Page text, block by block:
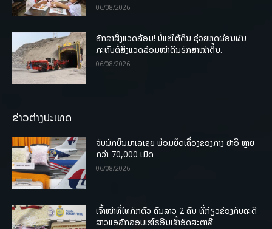
06/08/2026
ຮັກສາສິ່ງແວດລ້ອມ! ບໍ່ແຮ່ໃຕ້ດິນ ຊ່ວຍຫຼຸດຜ່ອນຜົນ
ກະທົບຕໍ່ສິ່ງແວດລ້ອມໜ້າດິນຮັກສາໜ້າດິນ.
06/08/2026
ຂ່າວຕ່າງປະເທດ
ຈັບນັກບິນມາເລເຊຍ ພ້ອມຍຶດເຄື່ອງຂອງກາງ ຢາອີ ຫຼາຍ
ກວ່າ 70,000 ເມັດ
06/08/2026
ເຈົ້າໜ້າທີ່ໄທກັກຕົວ ຄົນລາວ 2 ຄົນ ທີ່ກ່ຽວຂ້ອງກັບຄະດີ
ສາວແອລັກລອບເຮໂຣອີນເຂົ້າອົດສະຕາລີ